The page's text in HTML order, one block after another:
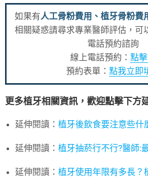
如果有人工骨粉費用、植牙骨粉費
相關疑惑請尋求專業醫師評估，可
電話預約諮詢
線上電話預約： 點
預約表單： 點我立即
更多植牙相關資訊，歡迎點擊下方
延伸閱讀： 植牙後飲食要注意些什
延伸閱讀： 植牙抽菸行不行?醫師:
延伸閱讀： 植牙使用年限有多長？